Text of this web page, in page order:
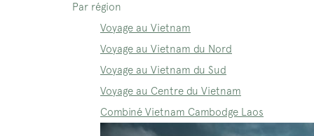
Par région
Voyage au Vietnam
Voyage au Vietnam du Nord
Voyage au Vietnam du Sud
Voyage au Centre du Vietnam
Combiné Vietnam Cambodge Laos